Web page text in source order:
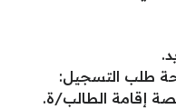
طلب التسجيل:
إقامة الطالب/ة.